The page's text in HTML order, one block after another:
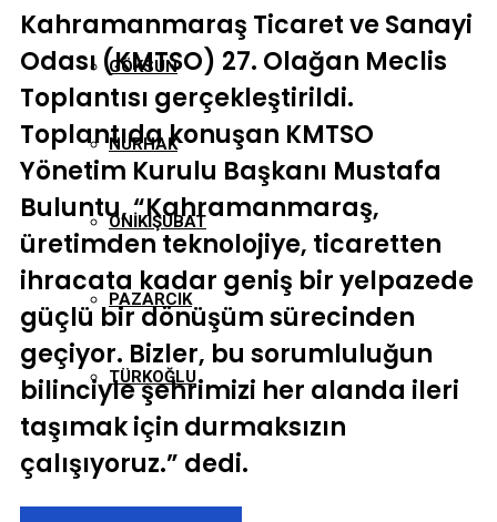
GÖKSUN
NURHAK
ONIKIŞUBAT
PAZARCIK
TÜRKOĞLU
Kahramanmaraş Ticaret ve Sanayi
Odası (KMTSO) 27. Olağan Meclis
Toplantısı gerçekleştirildi.
Toplantıda konuşan KMTSO
Yönetim Kurulu Başkanı Mustafa
Buluntu, “Kahramanmaraş,
üretimden teknolojiye, ticaretten
ihracata kadar geniş bir yelpazede
güçlü bir dönüşüm sürecinden
geçiyor. Bizler, bu sorumluluğun
bilinciyle şehrimizi her alanda ileri
taşımak için durmaksızın
çalışıyoruz.” dedi.